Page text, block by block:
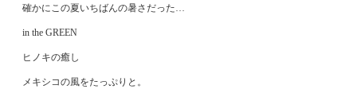
確かにこの夏いちばんの暑さだった…
in the GREEN
ヒノキの癒し
メキシコの風をたっぷりと。